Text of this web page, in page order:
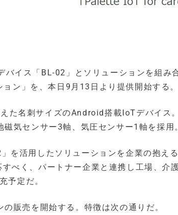
イス「BL-02」とソリューションを組み
ン」を、本日9月13日より提供開始する。
た名刺サイズのAndroid搭載IoTデバイス
気センサー3軸、気圧センサー1軸を採用
を活用したソリューションを企業の抱え
べく、パートナー企業と連携し工場、介
予定だ。
販売を開始する。特徴は次の通りだ。